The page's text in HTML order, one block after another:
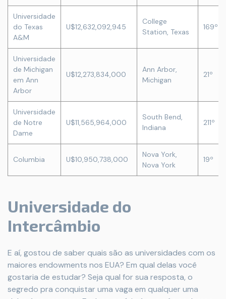
Universidade
do Texas
A&M
U$12,632,092,945
College
Station, Texas
169º
Universidade
de Michigan
em Ann
Arbor
U$12,273,834,000
Ann Arbor,
Michigan
21º
Universidade
de Notre
Dame
U$11,565,964,000
South Bend,
Indiana
211º
Columbia U$10,950,738,000
Nova York,
Nova York
19º
Universidade do
Intercâmbio
E aí, gostou de saber quais são as universidades com os
maiores endowments nos EUA? Em qual delas você
gostaria de estudar? Seja qual for sua resposta, o
segredo pra conquistar uma vaga em qualquer uma